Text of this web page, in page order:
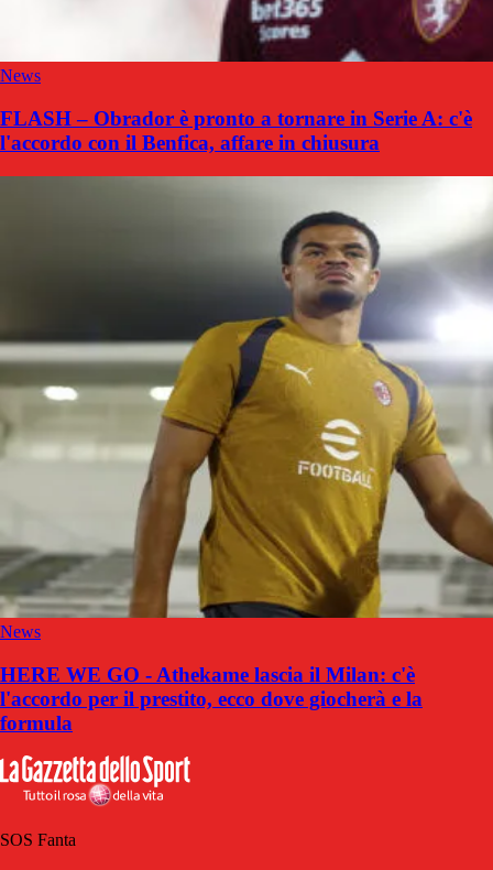
News
FLASH – Obrador è pronto a tornare in Serie A: c'è
l'accordo con il Benfica, affare in chiusura
News
HERE WE GO - Athekame lascia il Milan: c'è
l'accordo per il prestito, ecco dove giocherà e la
formula
SOS Fanta